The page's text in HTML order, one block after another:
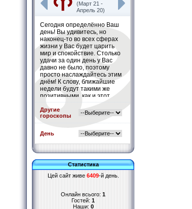
(Март 21 -
Апрель 20)
Сегодня определённо Ваш
день! Вы удивитесь, но
наконец-то во всех сферах
жизни у Вас будет царить
мир и спокойствие. Столько
удачи за один день у Вас
давно не было, поэтому
просто наслаждайтесь этим
днём! К слову, ближайшие
недели будут такими же
позитивными, как и этот
день. Считайте это белой
полосой Вашей жизни.
Подробнее
Другие
гороскопы
День
Статистика
Цей сайт живе 6409-й день.
Онлайн всього: 1
Гостей: 1
Наши: 0